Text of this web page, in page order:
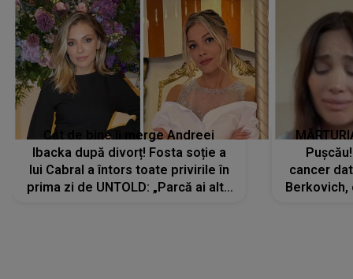
Cât de bine îi merge Andreei
Ibacka după divorț! Fosta soție a
lui Cabral a întors toate privirile în
prima zi de UNTOLD: „Parcă ai altă
cancer
Berkovich,